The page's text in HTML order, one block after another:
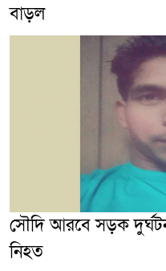
বাড়ল
সৌদি আরবে সড়ক
নিহত